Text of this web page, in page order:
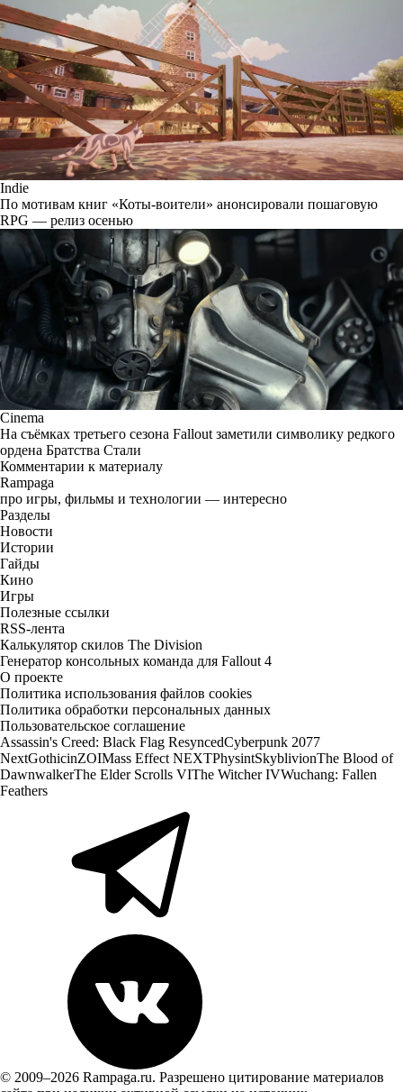
Indie
По мотивам книг «Коты-воители» анонсировали пошаговую
RPG — релиз осенью
Cinema
На съёмках третьего сезона Fallout заметили символику редкого
ордена Братства Стали
Комментарии к материалу
Rampaga
про игры, фильмы и технологии — интересно
Разделы
Новости
Истории
Гайды
Кино
Игры
Полезные ссылки
RSS-лента
Калькулятор скилов The Division
Генератор консольных команда для Fallout 4
О проекте
Политика использования файлов cookies
Политика обработки персональных данных
Пользовательское соглашение
Assassin's Creed: Black Flag ResyncedCyberpunk 2077
NextGothicinZOIMass Effect NEXTPhysintSkyblivionThe Blood of
DawnwalkerThe Elder Scrolls VIThe Witcher IVWuchang: Fallen
Feathers
© 2009–2026 Rampaga.ru. Разрешено цитирование материалов